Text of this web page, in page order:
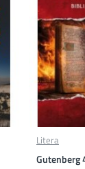
Litera